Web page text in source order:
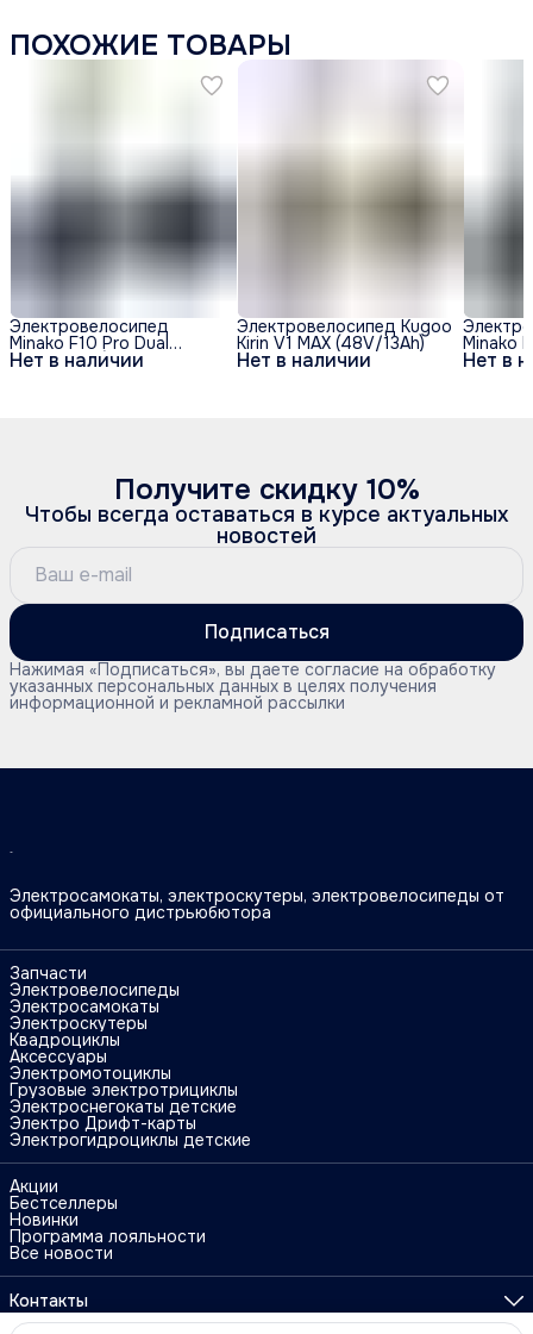
ПОХОЖИЕ ТОВАРЫ
Нет в наличии
Электровелосипед
Minako F10 Pro Dual
48V/20Ah (полный Нет в наличии
Электровелосипед Kugoo
Kirin V1 MAX (48V/13Ah)
Нет в
Minako
48V/
Получите скидку 10%
Чтобы всегда оставаться в курсе актуальных
новостей
Подписаться
Нажимая «Подписаться», вы даете согласие на обработку
указанных персональных данных в целях получения
информационной и рекламной рассылки
Электросамокаты, электроскутеры, электровелосипеды от
официального дистрьюбютора
Запчасти
Электровелосипеды
Электросамокаты
Электроскутеры
Квадроциклы
Аксессуары
Электромотоциклы
Грузовые электротрициклы
Электроснегокаты детские
Электро Дрифт-карты
Электрогидроциклы детские
Акции
Бестселлеры
Новинки
Программа лояльности
Все новости
Контакты